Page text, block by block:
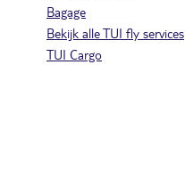
Bagage
Bekijk alle TUI fly services
TUI Cargo